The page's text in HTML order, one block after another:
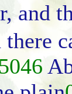
and
5046